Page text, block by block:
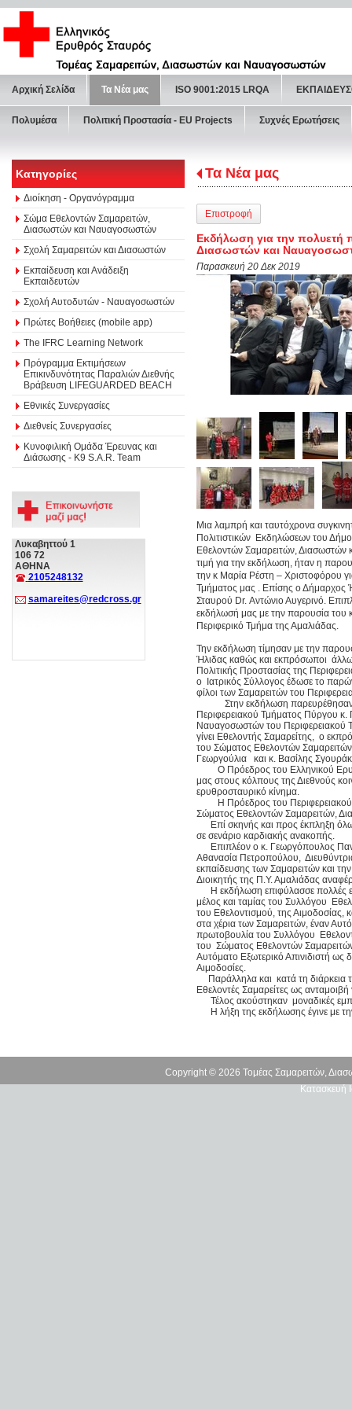
Αρχική Σελίδα Τα Νέα μας ISO 9001:2015 LRQA
Πολυμέσα Πολιτική Προστασία - ΕU Projects Συχνές Ερωτήσεις
Κατηγορίες
Διοίκηση - Οργανόγραμμα
Σώμα Εθελοντών Σαμαρειτών,
Διασωστών και Ναυαγοσωστών
Σχολή Σαμαρειτών και Διασωστών
Εκπαίδευση και Ανάδειξη
Εκπαιδευτών
Σχολή Αυτοδυτών - Ναυαγοσωστών
Πρώτες Βοήθειες (mobile app)
The IFRC Learning Network
Πρόγραμμα Εκτιμήσεων
Επικινδυνότητας Παραλιών Διεθνής
Βράβευση LIFEGUARDED BEACH
Εθνικές Συνεργασίες
Διεθνείς Συνεργασίες
Κυνοφιλική Ομάδα Έρευνας και
Διάσωσης - Κ9 S.A.R. Team
Λυκαβηττού 1
106 72
ΑΘΗΝΑ
2105248132
samareites@redcross.gr
Τα Νέα μας
Επιστροφή
Εκδήλωση για την
Διασωστών και
Παρασκευή 20 Δεκ 2019
Μια λαμπρή και ταυτόχρονα
Πολιτιστικών Εκδηλώσεων του
Εθελοντών Σαμαρειτών,
τιμή για την εκδήλωση, ήταν η
την κ Μαρία Ρέστη – Χριστοφόρου
Τμήματος μας . Επίσης ο Δήμαρχος
Σταυρού Dr. Αντώνιο Αυγερινό.
εκδήλωσή μας με την παρουσία του
Περιφερικό Τμήμα της Αμαλιάδας.
Την εκδήλωση τίμησαν με την
Ήλιδας καθώς και εκπρόσωποι
Πολιτικής Προστασίας της
ο Ιατρικός Σύλλογος έδωσε το
φίλοι των Σαμαρειτών του
Στην εκδήλωση παρευρέθησαν, ο
Περιφερειακού Τμήματος Πύργου
Ναυαγοσωστών του Περιφερειακού
γίνει Εθελοντής Σαμαρείτης, ο
του Σώματος Εθελοντών
Γεωργούλια και κ. Βασίλης
Ο Πρόεδρος του Ελληνικού
μας στους κόλπους της Διεθνούς
ερυθροσταυρικό κίνημα.
Η Πρόεδρος του Περιφερειακού
Σώματος Εθελοντών Σαμαρειτών,
Επί σκηνής και προς έκπληξη
σε σενάριο καρδιακής ανακοπής.
Επιπλέον ο κ. Γεωργόπουλος
Αθανασία Πετροπούλου,
εκπαίδευσης των Σαμαρειτών και
Διοικητής της Π.Υ. Αμαλιάδας
Η εκδήλωση επιφύλασσε πολλές
μέλος και ταμίας του Συλλόγου
του Εθελοντισμού, της
στα χέρια των Σαμαρειτών, έναν
πρωτοβουλία του Συλλόγου
του Σώματος Εθελοντών
Αυτόματο Εξωτερικό Απινιδιστή ως
Αιμοδοσίες.
Παράλληλα και κατά τη διάρκεια
Εθελοντές Σαμαρείτες ως
Τέλος ακούστηκαν μοναδικές
Η λήξη της εκδήλωσης έγινε με
Copyright © 2026 Τομέας Σαμαρειτών,
Κατασκευή